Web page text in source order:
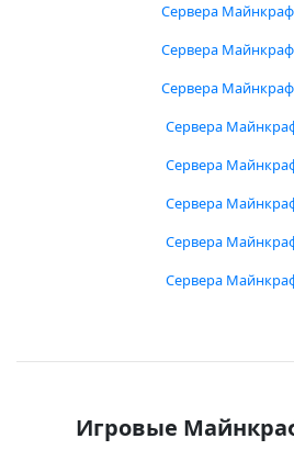
Сервера
Сервера
Сервера
Сервера
Сервера
Сервера
Сервера
Сервера
Игровые